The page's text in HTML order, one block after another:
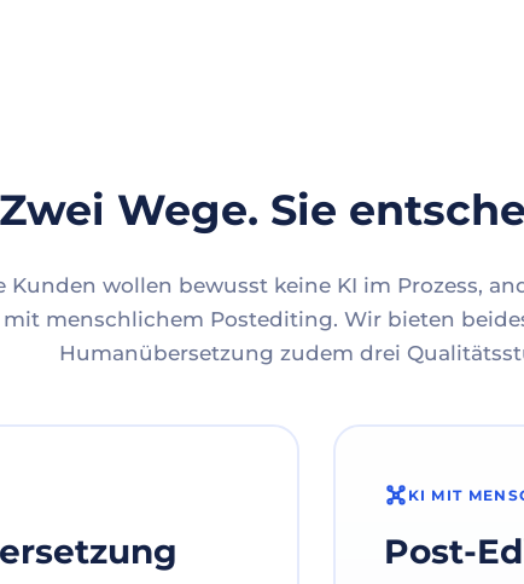
Zwei Wege. Sie
Kunden wollen bewusst keine KI im Prozess,
menschlichem Postediting. Wir bieten
Humanübersetzung zudem drei
KI MIT
Post-